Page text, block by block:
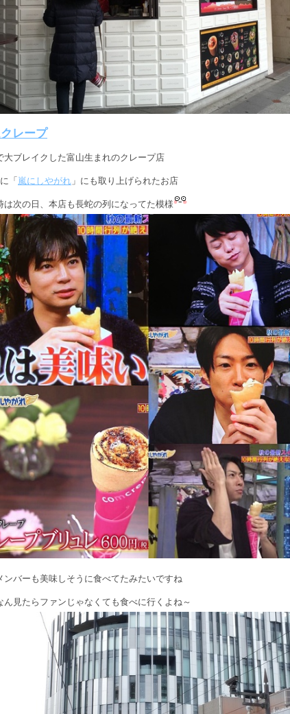
レープ
大ブレイクした富山生まれのクレープ店
「嵐にしやがれ 」にも取り上げられたお店
は次の日、本店も長蛇の列になってた模様
ンバーも美味しそうに食べてたみたいですね
ん見たらファンじゃなくても食べに行くよね～